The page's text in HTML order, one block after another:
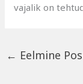
vajalik on
← Eelmine